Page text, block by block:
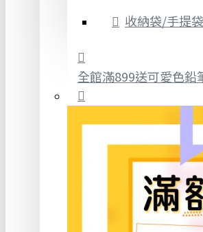
收納袋/手提袋
全館滿899送可愛色鉛